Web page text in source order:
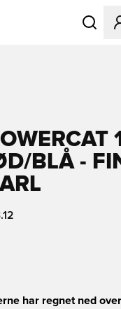
Åbner
BLÅ -
har regnet ned